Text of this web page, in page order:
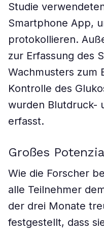
Studie
Smartphone App,
protokollieren.
zur Erfassung des
Wachmusters zum
Kontrolle des
wurden Blutdruck-
erfasst.
Großes
Wie die Forscher
alle Teilnehmer
der drei Monate
festgestellt, dass